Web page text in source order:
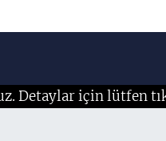
Detaylar için lütfen